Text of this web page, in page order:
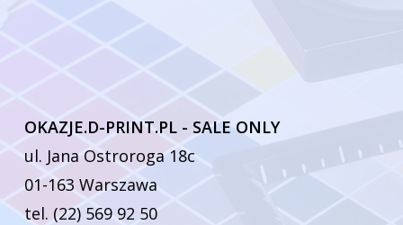
OKAZJE.D-PRINT.PL - SALE ONLY
ul. Jana Ostroroga 18c
01-163 Warszawa
tel. (22) 569 92 50